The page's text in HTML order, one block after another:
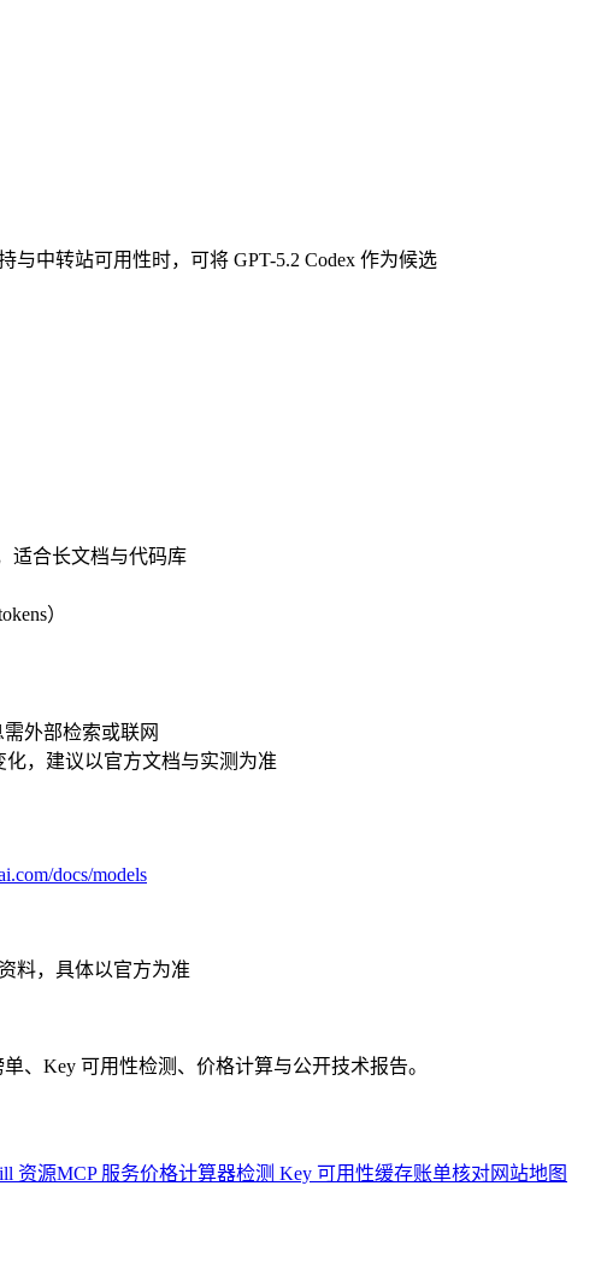
与中转站可用性时，可将 GPT-5.2 Codex 作为候选
适合长文档与代码库
）
外部检索或联网
，建议以官方文档与实测为准
docs/models
料，具体以官方为准
、Key 可用性检测、价格计算与公开技术报告。
资源MCP 服务价格计算器检测 Key 可用性缓存账单核对网站地图